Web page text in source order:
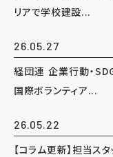
リアで学校建設...
26.05.27
経団連 企業行動・
国際ボランティア...
26.05.22
【コラム更新】担当ス